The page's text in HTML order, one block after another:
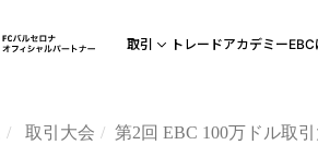
取引 トレードアカデミー
取引大会 第2回 EBC 100万ドル取